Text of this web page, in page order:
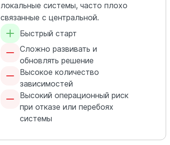
локальные системы, часто плохо
связанные с центральной.
Быстрый старт
Сложно развивать и
обновлять решение
Высокое количество
зависимостей
Высокий операционный риск
при отказе или перебоях
системы